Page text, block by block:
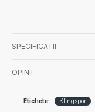
SPECIFICATII
OPINII
Etichete: Klingspor